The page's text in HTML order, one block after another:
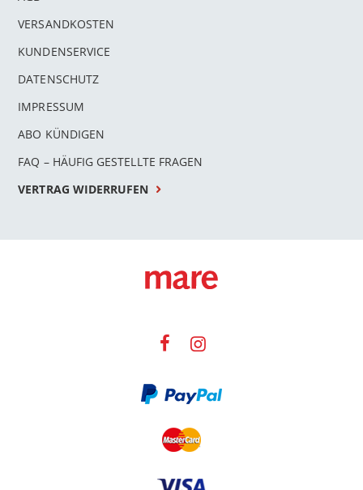
VERSANDKOSTEN
KUNDENSERVICE
DATENSCHUTZ
IMPRESSUM
ABO KÜNDIGEN
FAQ – HÄUFIG GESTELLTE FRAGEN
VERTRAG WIDERRUFEN